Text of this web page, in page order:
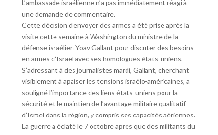
L’ambassade israélienne n’a pas immédiatement réagi à
une demande de commentaire.
Cette décision d’envoyer des armes a été prise après la
visite cette semaine à Washington du ministre de la
défense israélien Yoav Gallant pour discuter des besoins
en armes d’Israël avec ses homologues états-uniens.
S’adressant à des journalistes mardi, Gallant, cherchant
visiblement à apaiser les tensions israélo-américaines, a
souligné l’importance des liens états-uniens pour la
sécurité et le maintien de l’avantage militaire qualitatif
d’Israël dans la région, y compris ses capacités aériennes.
La guerre a éclaté le 7 octobre après que des militants du